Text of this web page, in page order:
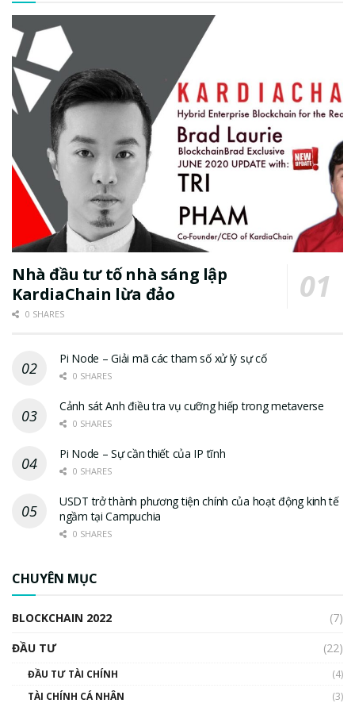
Nhà đầu tư tố nhà sáng lập
KardiaChain lừa đảo
0 SHARES
Pi Node – Giải mã các tham số xử lý sự cố
0 SHARES
Cảnh sát Anh điều tra vụ cưỡng hiếp trong metaverse
0 SHARES
Pi Node – Sự cần thiết của IP tĩnh
0 SHARES
USDT trở thành phương tiện chính của hoạt động kinh tế
ngầm tại Campuchia
0 SHARES
CHUYÊN MỤC
BLOCKCHAIN 2022
(7)
ĐẦU TƯ
(22)
ĐẦU TƯ TÀI CHÍNH
(4)
TÀI CHÍNH CÁ NHÂN
(3)